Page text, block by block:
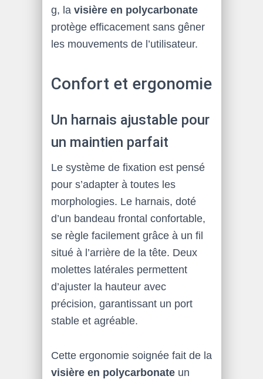
g, la visière en polycarbonate
protège efficacement sans gêner
les mouvements de l’utilisateur.
Confort et ergonomie
Un harnais ajustable pour
un maintien parfait
Le système de fixation est pensé
pour s’adapter à toutes les
morphologies. Le harnais, doté
d’un bandeau frontal confortable,
se règle facilement grâce à un fil
situé à l’arrière de la tête. Deux
molettes latérales permettent
d’ajuster la hauteur avec
précision, garantissant un port
stable et agréable.
Cette ergonomie soignée fait de la
visière en polycarbonateun